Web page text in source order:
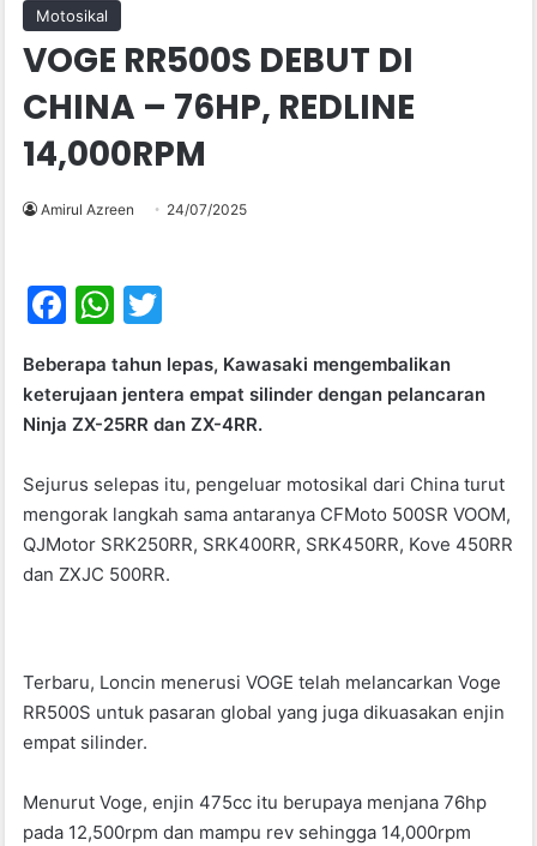
Motosikal
VOGE RR500S DEBUT DI
CHINA – 76HP, REDLINE
14,000RPM
Amirul Azreen 24/07/2025
F
c
e
o
o
k
W
at
s
p
p
itt
er
Beberapa tahun lepas, Kawasaki mengembalikan
keterujaan jentera empat silinder dengan pelancaran
Ninja ZX-25RR dan ZX-4RR.
Sejurus selepas itu, pengeluar motosikal dari China turut
mengorak langkah sama antaranya CFMoto 500SR VOOM,
QJMotor SRK250RR, SRK400RR, SRK450RR, Kove 450RR
dan ZXJC 500RR.
Terbaru, Loncin menerusi VOGE telah melancarkan Voge
RR500S untuk pasaran global yang juga dikuasakan enjin
empat silinder.
Menurut Voge, enjin 475cc itu berupaya menjana 76hp
pada 12,500rpm dan mampu rev sehingga 14,000rpm